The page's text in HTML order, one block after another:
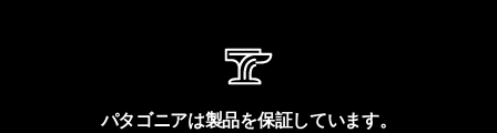
パタゴニアは製品を保証しています。